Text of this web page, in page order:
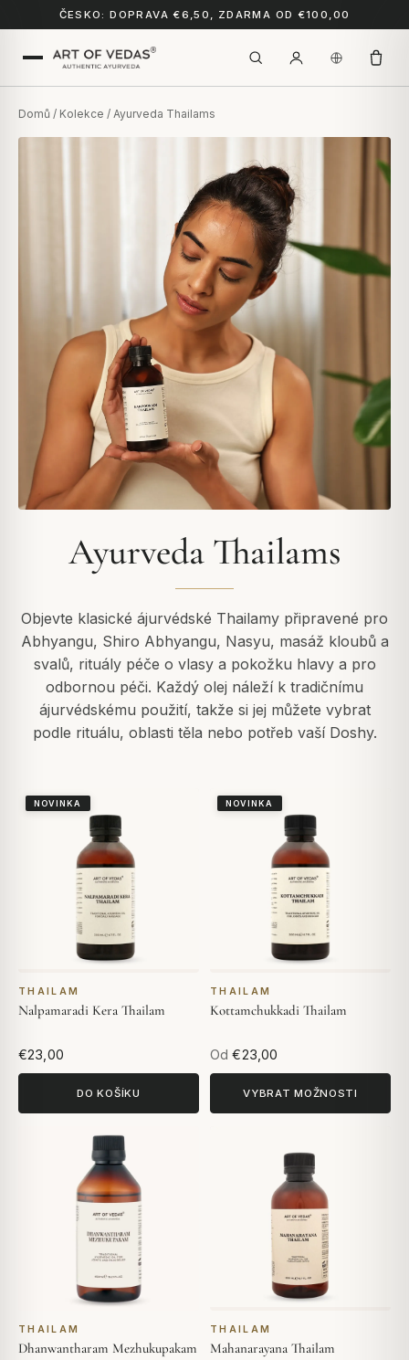
ČESKO: DOPRAVA €6,50, ZDARMA OD €100,00
Domů / Kolekce / Ayurveda Thailams
Ayurveda Thailams
Objevte klasické ájurvédské Thailamy připravené pro
Abhyangu, Shiro Abhyangu, Nasyu, masáž kloubů a
svalů, rituály péče o vlasy a pokožku hlavy a pro
odbornou péči. Každý olej náleží k tradičnímu
ájurvédskému použití, takže si jej můžete vybrat
podle rituálu, oblasti těla nebo potřeb vaší Doshy.
NOVINKA
THAILAM
Nalpamaradi Kera Thailam
€23,00
DO KOŠÍKU
NOVINKA
THAILAM
Kottamchukkadi Thailam
Od €23,00
VYBRAT MOŽNOSTI
THAILAM
Dhanwantharam Mezhukupakam
THAILAM
Mahanarayana Thailam